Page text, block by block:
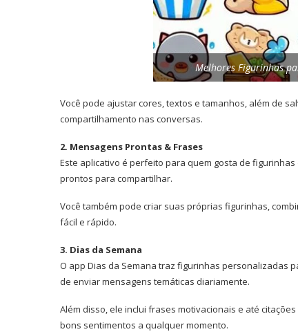
Melhores Figurinhas
Você pode ajustar cores, textos e tamanhos, além de
compartilhamento nas conversas.
2. Mensagens Prontas & Frases
Este aplicativo é perfeito para quem gosta de
prontos para compartilhar.
Você também pode criar suas próprias figurinhas,
fácil e rápido.
3. Dias da Semana
O app Dias da Semana traz figurinhas personalizadas
de enviar mensagens temáticas diariamente.
Além disso, ele inclui frases motivacionais e até
bons sentimentos a qualquer momento.